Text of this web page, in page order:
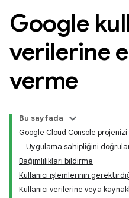
Google
verilerine
verme
Bu sayfada
Google Cloud Console
Uygulama sahipliğini
Bağımlılıkları bildirme
Kullanıcı işlemlerinin
Kullanıcı verilerine veya